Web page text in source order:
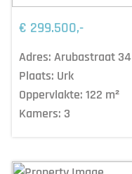
€ 299.500,-
Adres: Arubastraat 34
Plaats: Urk
Oppervlakte: 122 m²
Kamers: 3